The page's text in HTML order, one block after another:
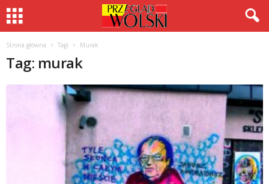
Strona główna Tagi Murak
Tag: murak